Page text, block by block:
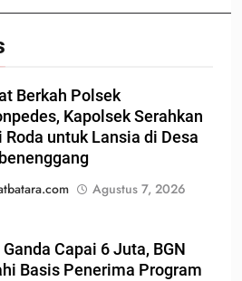
Berkah Polsek
Kapolsek Serahkan
Roda untuk Lansia di Desa
Agustus 7, 2026
Ganda Capai 6 Juta, BGN
Basis Penerima Program